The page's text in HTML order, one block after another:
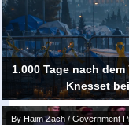
1.000 Tage nach
Knesset
Jom haSchoa am
By Haim Zach / Government